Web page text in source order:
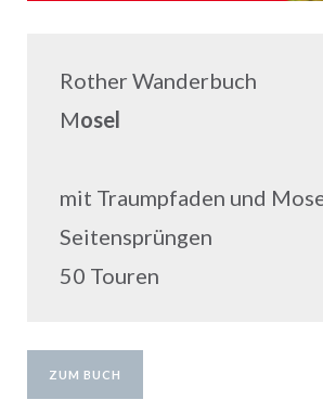
Rother Wanderbuch
Mosel
mit Traumpfaden und
Seitensprüngen
50 Touren
ZUM BUCH